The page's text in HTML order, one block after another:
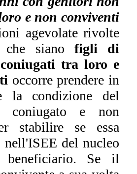
e non conviventi
agevolate rivolte
che siano figli di
tra loro e
occorre prendere in
la condizione del
coniugato e non
stabilire se essa
del nucleo
beneficiario. Se il